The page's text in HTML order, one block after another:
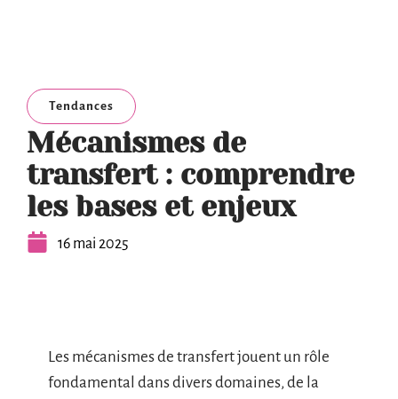
Tendances
Mécanismes de
transfert : comprendre
les bases et enjeux
16 mai 2025
Les mécanismes de transfert jouent un rôle
fondamental dans divers domaines, de la